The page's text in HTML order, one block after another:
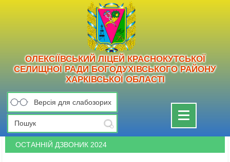
ОЛЕКСІЇВСЬКИЙ ЛІЦЕЙ КРАСНОКУТСЬКОЇ
СЕЛИЩНОЇ РАДИ БОГОДУХІВСЬКОГО РАЙОНУ
ХАРКІВСЬКОЇ ОБЛАСТІ
Версія для слабозорих
Toggle
navigation
ОСТАННІЙ ДЗВОНИК 2024